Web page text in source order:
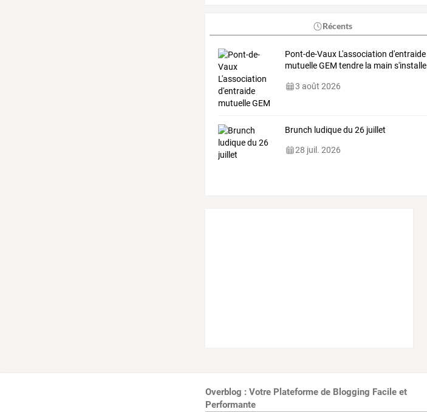
Récents
Pont-de-VauxL'association d'entraide
mutuelleGEM tendrela main s'installe
3 août 2026
Brunch ludique du 26 juillet
28 juil. 2026
Overblog : Votre Plateforme de Blogging Facile et
Performante